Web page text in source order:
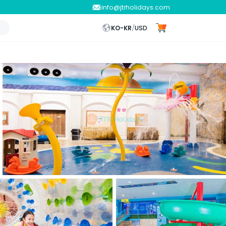
info@jtrholidays.com
KO-KR/USD